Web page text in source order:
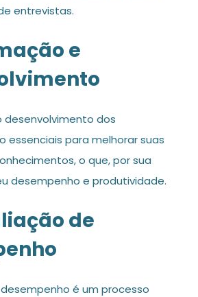
entrevistas.
e
desenvolvimento dos
essenciais para melhorar suas
o que, por sua
desempenho e produtividade.
de
é um processo